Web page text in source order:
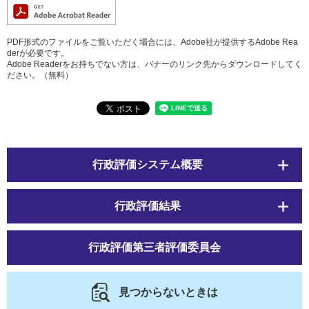
PDF形式のファイルをご覧いただく場合には、Adobe社が提供するAdobe Rea
derが必要です。
Adobe Readerをお持ちでない方は、バナーのリンク先からダウンロードしてく
ださい。（無料）
行政評価システム概要
行政評価結果
行政評価第三者評価委員会
見つからないときは